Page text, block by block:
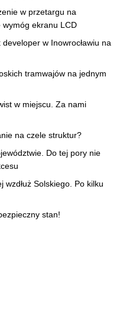
w przetargu na
wymóg ekranu LCD
w Inowrocławiu na
tramwajów na jednym
w miejscu. Za nami
na czele struktur?
Do tej pory nie
wzdłuż Solskiego. Po kilku
stan!